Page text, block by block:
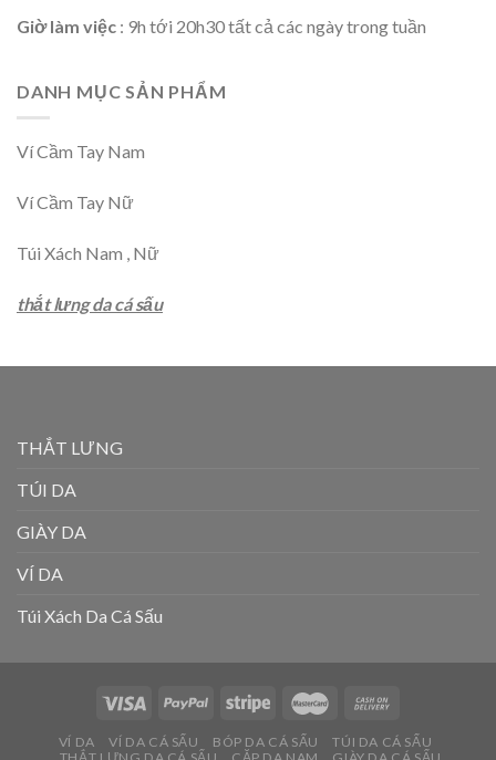
Giờ làm việc : 9h tới 20h30 tất cả các ngày trong tuần
DANH MỤC SẢN PHẨM
Ví Cầm Tay Nam
Ví Cầm Tay Nữ
Túi Xách Nam , Nữ
thắt lưng da cá sấu
THẮT LƯNG
TÚI DA
GIÀY DA
VÍ DA
Túi Xách Da Cá Sấu
VÍ DA VÍ DA CÁ SẤU BÓP DA CÁ SẤU
TÚI DA CÁ SẤU